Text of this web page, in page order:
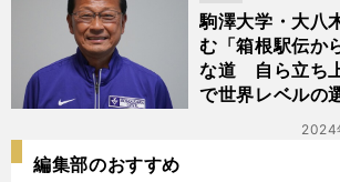
駒澤大学・大八
む「箱根駅伝か
な道 自ら立ち
で世界レベルの
2024
編集部のおすすめ